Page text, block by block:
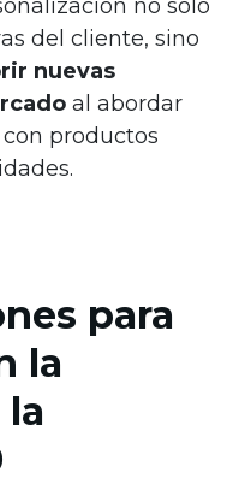
no solo
del cliente, sino
nuevas
al abordar
productos
para
la